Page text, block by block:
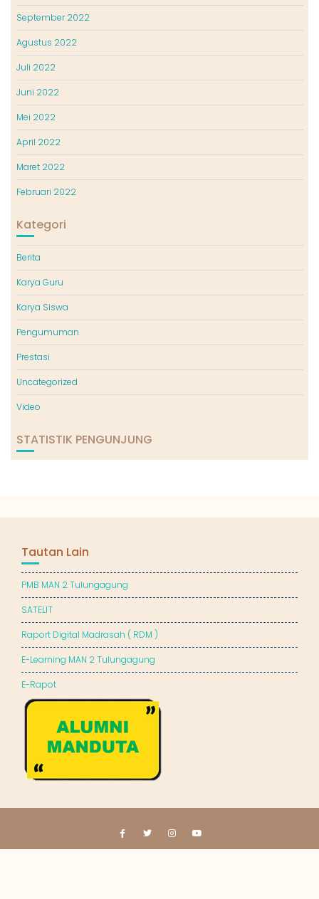
September 2022
Agustus 2022
Juli 2022
Juni 2022
Mei 2022
April 2022
Maret 2022
Februari 2022
Kategori
Berita
Karya Guru
Karya Siswa
Pengumuman
Prestasi
Uncategorized
Video
STATISTIK PENGUNJUNG
Tautan Lain
PMB MAN 2 Tulungagung
SATELIT
Raport Digital Madrasah ( RDM )
E-Learning MAN 2 Tulungagung
E-Rapot